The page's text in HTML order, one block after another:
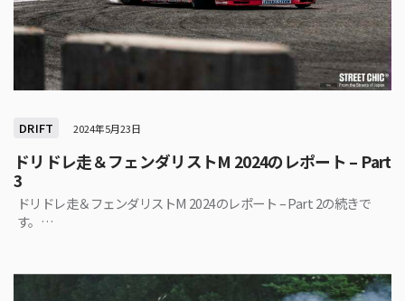
DRIFT 2024年5月23日
ドリドレ走＆フェンダリストM 2024のレポート – Part
3
ドリドレ走＆フェンダリストM 2024のレポート – Part 2の続きで
す。…